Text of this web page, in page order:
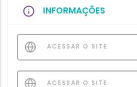
INFORMAÇÕES
ACESSAR O SITE
ACESSAR O SITE